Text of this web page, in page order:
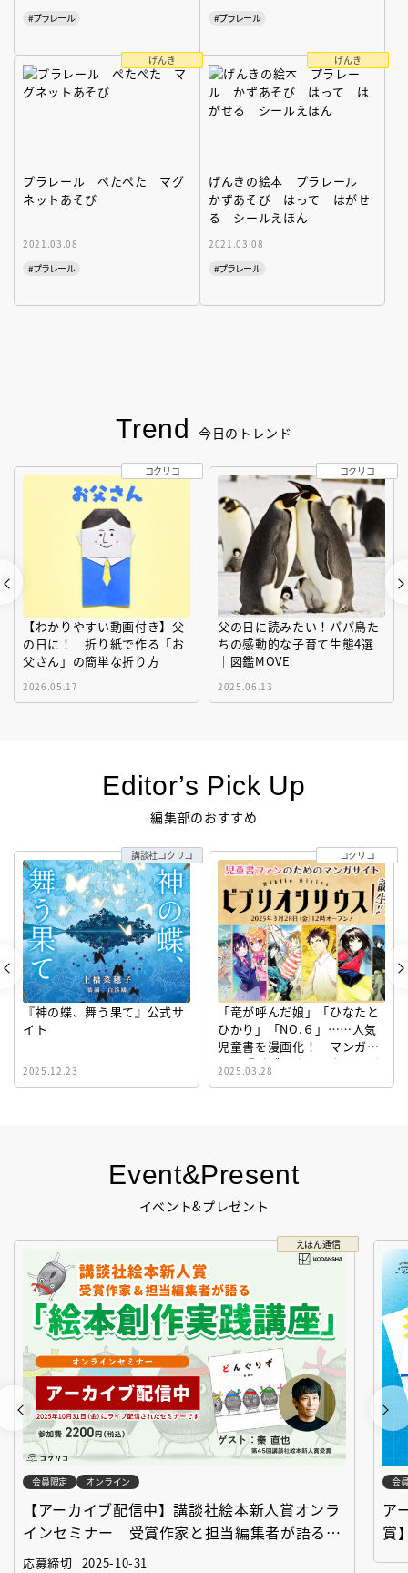
#プラレール
#プラレール
げんき
プラレール ぺたぺた マグ
ネットあそび
2021.03.08
#プラレール
げんき
げんきの絵本 プラレール
かずあそび はって はがせ
る シールえほん
2021.03.08
#プラレール
Event&Present
イベント&プレゼント
えほん通信
会員限定 オンライン
【アーカイブ配信中】講談社絵本新人賞オンラ
インセミナー 受賞作家と担当編集者が語る
「絵本創作実践講座」
応募締切 2025-10-31
会
ア
賞
Trend 今日のトレンド
【わかりやすい動画付き】父
の日に！ 折り紙で作る「お
父さん」の簡単な折り方
2026.05.17
コクリコ
父の日に読みたい！パパ鳥た
ちの感動的な子育て生態4選
｜図鑑MOVE
2025.06.13
コクリコ
Editor’s Pick Up
編集部のおすすめ
『神の蝶、舞う果て』公式サ
イト
2025.12.23
講談社コクリコ
「竜が呼んだ娘」「ひなたと
ひかり」「NO.６」……人気
児童書を漫画化！ マンガサ
イト『ビブリオシリウス』誕
生！
2025.03.28
コクリコ